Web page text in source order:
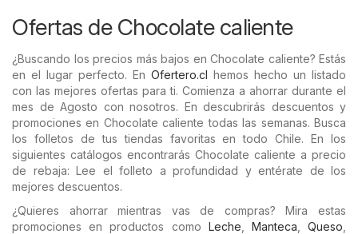
Ofertas de Chocolate caliente
¿Buscando los precios más bajos en Chocolate caliente? Estás
en el lugar perfecto. En Ofertero.cl hemos hecho un listado
con las mejores ofertas para ti. Comienza a ahorrar durante el
mes de Agosto con nosotros. En descubrirás descuentos y
promociones en Chocolate caliente todas las semanas. Busca
los folletos de tus tiendas favoritas en todo Chile. En los
siguientes catálogos encontrarás Chocolate caliente a precio
de rebaja: Lee el folleto a profundidad y entérate de los
mejores descuentos.
¿Quieres ahorrar mientras vas de compras? Mira estas
promociones en productos como Leche Manteca ,Queso